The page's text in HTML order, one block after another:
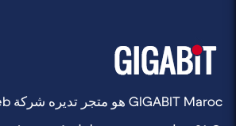
GIGABIT Maroc هو متجر تديره شركة Rocket Web